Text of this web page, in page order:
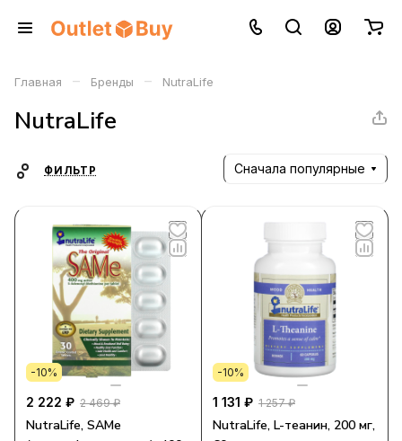
Главная – Бренды – NutraLife
NutraLife
ФИЛЬТР Сначала популярные
-10%
2 222 ₽ 2 469 ₽
NutraLife, SAMe
-10%
1 131 ₽ 1 257 ₽
NutraLife, L-теанин, 200 мг,